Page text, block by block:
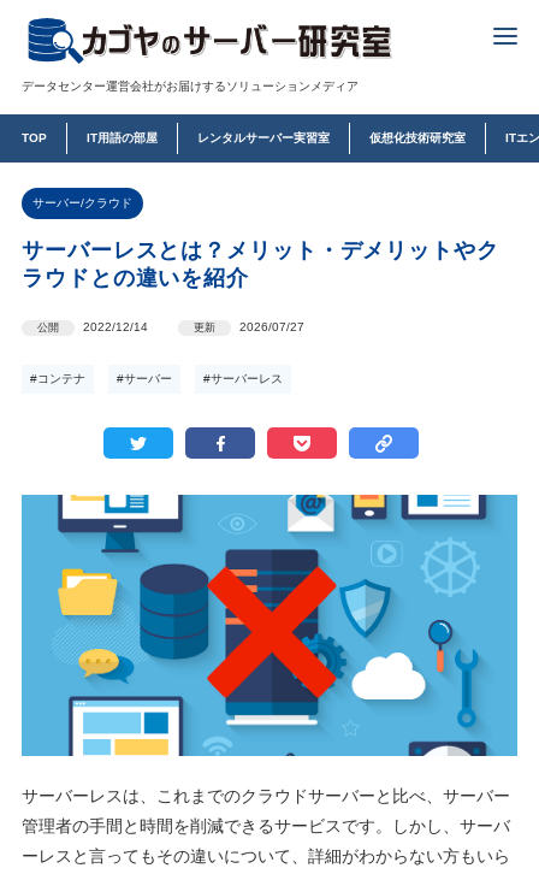
データセンター運営会社がお届けするソリューションメディア
TOP IT用語の部屋 レンタルサーバー実習室 仮想化技術研究室 ITエ
サーバー/クラウド
サーバーレスとは？メリット・デメリットやク
ラウドとの違いを紹介
公開 2022/12/14 更新 2026/07/27
#コンテナ #サーバー #サーバーレス
サーバーレスは、これまでのクラウドサーバーと比べ、サーバー
管理者の手間と時間を削減できるサービスです。しかし、サーバ
ーレスと言ってもその違いについて、詳細がわからない方もいら